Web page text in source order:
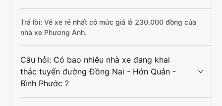
Trả lời: Vé xe rẻ nhất có mức giá là 230.000 đồng của
nhà xe Phương Anh.
Câu hỏi: Có bao nhiêu nhà xe đang khai
thác tuyến đường Đồng Nai - Hớn Quản -
Bình Phước ?